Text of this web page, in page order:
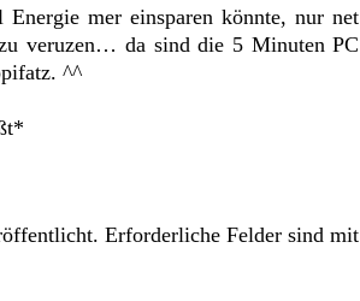
mer einsparen könnte, nur net
veruzen… da sind die 5 Minuten PC
^^
Erforderliche Felder sind mit